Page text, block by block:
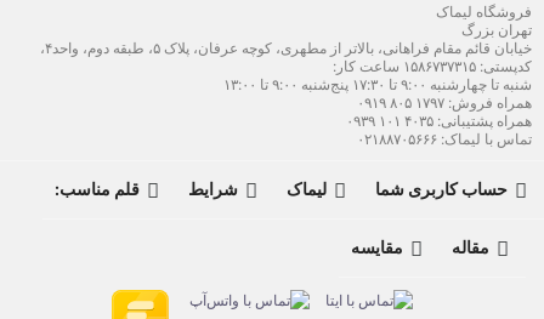
فروشگاه لیماک
تهران بزرگ
خیابان قائم مقام فراهانی، بالاتر از مطهری، کوچه عرفان، پلاک ۵، طبقه دوم، واحد۴،
کدپستی: ۱۵۸۶۷۳۷۳۱۵ ساعت کار:
شنبه تا چهارشنبه ۹:۰۰ تا ۱۷:۳۰ پنج‌شنبه ۹:۰۰ تا ۱۳:۰۰
همراه فروش: ۱۷۹۷ ۸۰۵ ۰۹۱۹
همراه پشتیبانی: ۴۰۳۵ ۱۰۱ ۰۹۳۹
تماس با لیماک: ۰۲۱۸۸۷۰۵۶۶۶
حساب کاربری شما  لیماک  شرایط  قلم مناسب: 
مقاله  مقایسه 